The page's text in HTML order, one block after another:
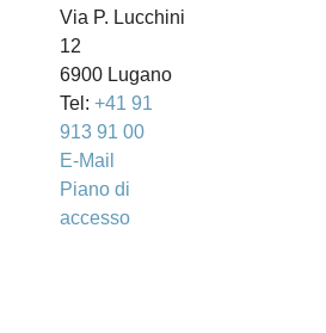
Via P. Lucchini
12
6900 Lugano
Tel: +41 91
913 91 00
E-Mail
Piano di
accesso